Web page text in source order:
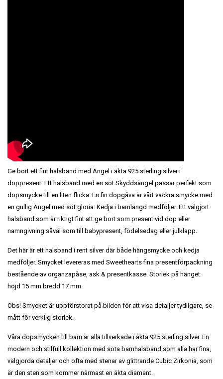
Ge bort ett fint halsband med Ängel i äkta 925 sterling silver i
doppresent. Ett halsband med en söt Skyddsängel passar perfekt som
dopsmycke till en liten flicka. En fin dopgåva är vårt vackra smycke med
en gullig Ängel med söt gloria. Kedja i barnlängd medföljer. Ett välgjort
halsband som är riktigt fint att ge bort som present vid dop eller
namngivning såväl som till babypresent, födelsedag eller julklapp.
Det här är ett halsband i rent silver där både hängsmycke och kedja
medföljer. Smycket levereras med Sweethearts fina presentförpackning
bestående av organzapåse, ask & presentkasse. Storlek på hänget:
höjd 15 mm bredd 17 mm.
Obs! Smycket är uppförstorat på bilden för att visa detaljer tydligare, se
mått för verklig storlek.
Våra dopsmycken till barn är alla tillverkade i äkta 925 sterling silver. En
modern och stilfull kollektion med söta barnhalsband som alla har fina,
välgjorda detaljer och ofta med stenar av glittrande Cubic Zirkonia, som
är den sten som kommer närmast en äkta diamant.